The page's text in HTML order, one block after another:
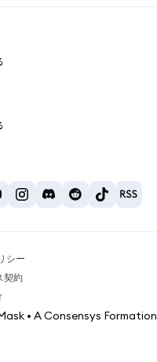
は？
には？
シー
契約
• A Consensys Formation